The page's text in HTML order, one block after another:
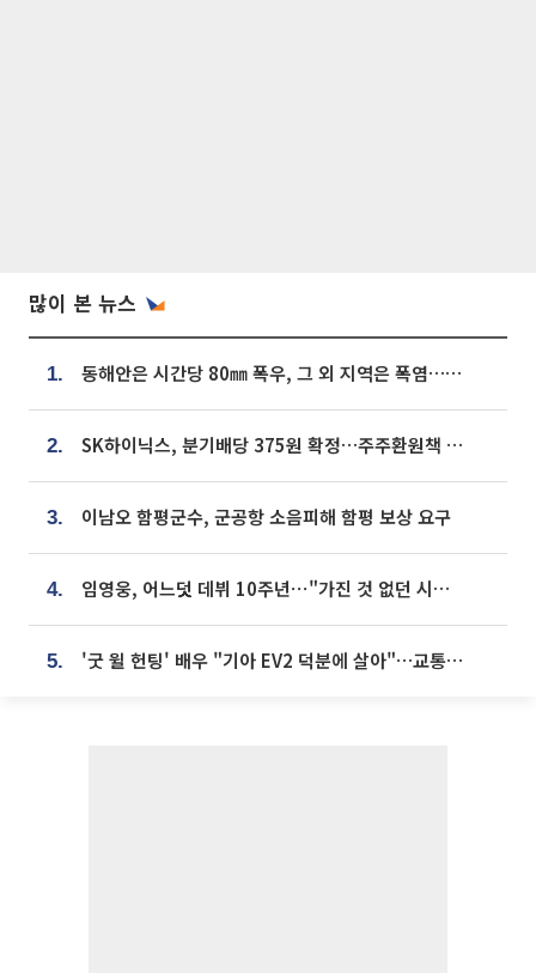
많이 본 뉴스
1. 동해안은 시간당 80㎜ 폭우, 그 외 지역은 폭염…‘극과 극 날씨’
2. SK하이닉스, 분기배당 375원 확정…주주환원책 9월로 앞당겨 발표
3. 이남오 함평군수, 군공항 소음피해 함평 보상 요구
4. 임영웅, 어느덧 데뷔 10주년⋯"가진 것 없던 시절, 내 앞엔 20명의 팬뿐"
5. '굿 윌 헌팅' 배우 "기아 EV2 덕분에 살아"…교통사고 후 안전성 극찬